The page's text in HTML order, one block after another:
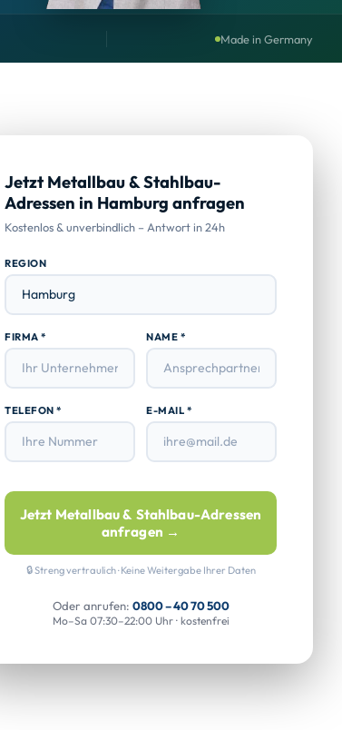
Made in Germany
Jetzt Metallbau & Stahlbau-
Adressen in Hamburg anfragen
Kostenlos & unverbindlich – Antwort in 24h
REGION
FIRMA * NAME *
TELEFON * E-MAIL *
Jetzt Metallbau & Stahlbau-Adressen
anfragen →
🔒 Streng vertraulich · Keine Weitergabe Ihrer Daten
Oder anrufen: 0800 – 40 70 500
Mo–Sa 07:30–22:00 Uhr · kostenfrei